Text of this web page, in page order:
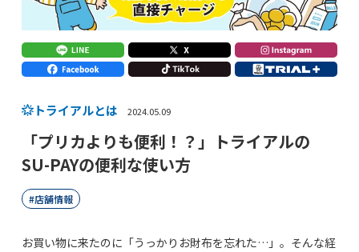
トライアルとは 2024.05.09
「プリカよりも便利！？」トライアルの
SU-PAYの便利な使い方
店舗情報
お買い物に来たのに「うっかりお財布を忘れた…」。そんな経